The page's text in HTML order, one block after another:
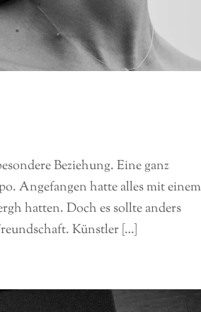
Beziehung. Eine ganz
Angefangen hatte alles mit einem
hatten. Doch es sollte anders
Künstler […]